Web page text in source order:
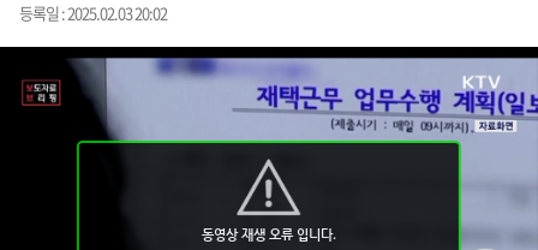
등록일 : 2025.02.03 20:02